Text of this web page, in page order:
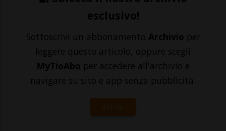
esclusivo!
Sottoscrivi un abbonamento Archivio per
leggere questo articolo, oppure scegli
MyTioAbo per accedere all'archivio e
navigare su sito e app senza pubblicità.
ACCEDI